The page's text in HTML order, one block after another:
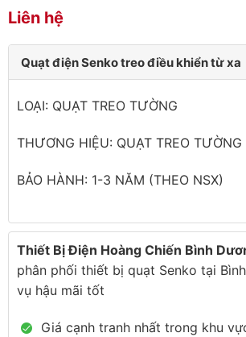
Liên hệ
Quạt điện Senko treo điều khiển từ xa
LOẠI: QUẠT TREO TƯỜNG
THƯƠNG HIỆU: QUẠT TREO TƯỜNG
BẢO HÀNH: 1-3 NĂM (THEO NSX)
Thiết Bị Điện Hoàng Chiến Bình
phân phối thiết bị quạt Senko tại
vụ hậu mãi tốt
Giá cạnh tranh nhất trong khu